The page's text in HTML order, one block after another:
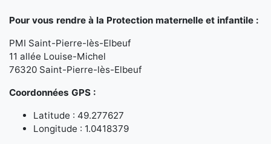
Pour vous rendre à la Protection maternelle et infantile :
PMI Saint-Pierre-lès-Elbeuf
11 allée Louise-Michel
76320 Saint-Pierre-lès-Elbeuf
Coordonnées GPS :
Latitude : 49.277627
Longitude : 1.0418379